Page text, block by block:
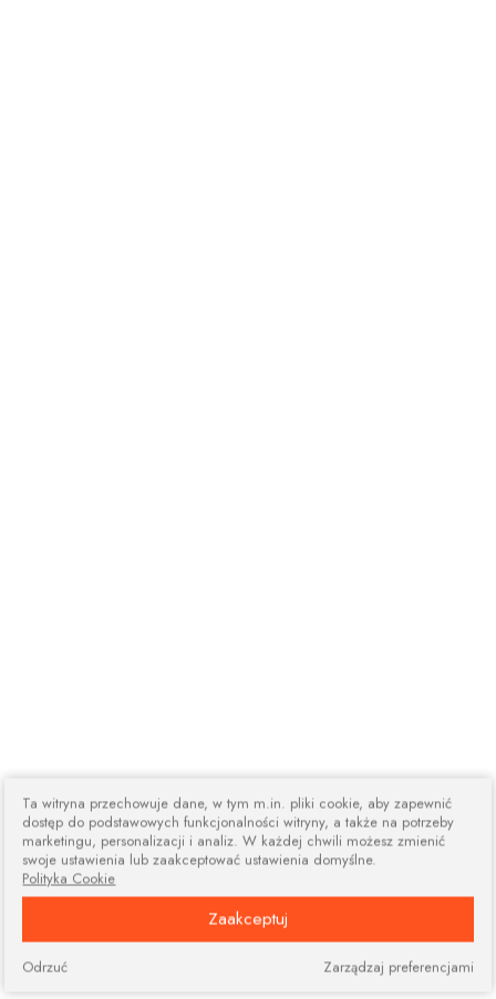
Ta witryna przechowuje dane, w tym m.in. pliki cookie, aby zapewnić
dostęp do podstawowych funkcjonalności witryny, a także na potrzeby
marketingu, personalizacji i analiz. W każdej chwili możesz zmienić
swoje ustawienia lub zaakceptować ustawienia domyślne.
Polityka Cookie
Zaakceptuj
Zarządzaj preferencjami
Odrzuć